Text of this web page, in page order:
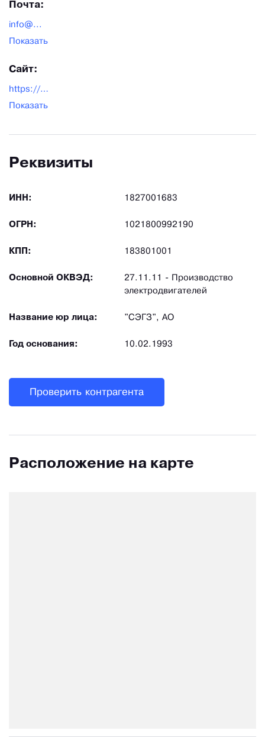
Почта:
info@...
Показать
Сайт:
https://segz.ru/
Показать
Реквизиты
ИНН: 1827001683
ОГРН: 1021800992190
КПП: 183801001
Основной ОКВЭД:
27.11.11 - Производство
электродвигателей
Название юр лица: "СЭГЗ", АО
Год основания: 10.02.1993
Проверить контрагента
Расположение на карте